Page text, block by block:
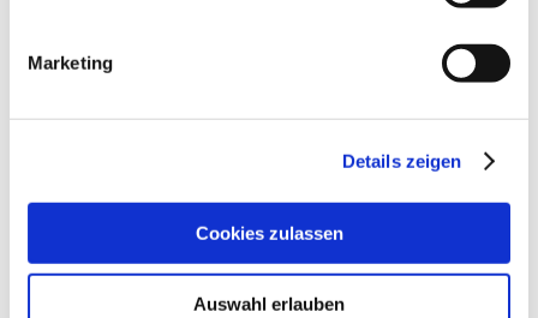
Marketing
Details zeigen
Cookies zulassen
Auswahl erlauben
August 2022
Juli 2022
März 2022